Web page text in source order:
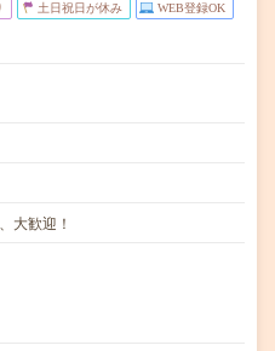
土日祝日が休み WEB登録OK
大歓迎！